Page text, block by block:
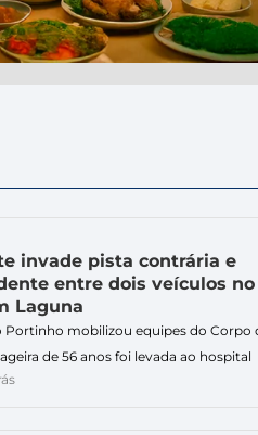
invade pista contrária e
entre dois veículos no
Laguna
Portinho mobilizou equipes do Corpo
de 56 anos foi levada ao hospital
e tontura. Uma colisão entre dois